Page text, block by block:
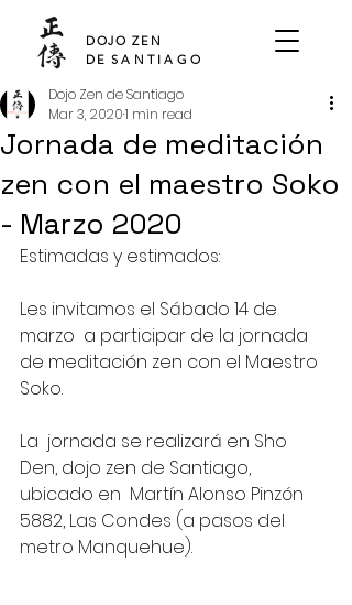
DOJO ZEN
DE SANTIAGO
Jornada de meditación
zen con el maestro Soko
- Marzo 2020
Dojo Zen de Santiago
Mar 3, 20201 min read
Estimadas y estimados:
Les invitamos el Sábado 14 de
marzo  a participar de la jornada
de meditación zen con el Maestro
Soko.
La  jornada se realizará en Sho
Den, dojo zen de Santiago,
ubicado en  Martín Alonso Pinzón
5882, Las Condes (a pasos del
metro Manquehue).